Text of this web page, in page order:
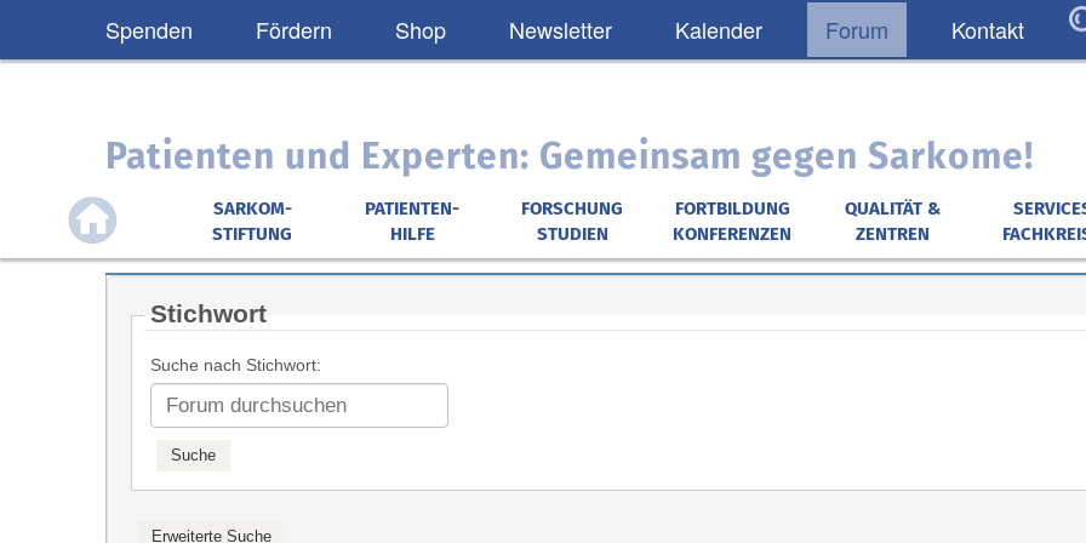
Spenden Fördern Shop Newsletter Kalender Forum Kontakt
Patienten und Experten: Gemeinsam gegen Sarkome!
SARKOM-
STIFTUNG
PATIENTEN-
HILFE
FORSCHUNG
STUDIEN
FORTBILDUNG
KONFERENZEN
QUALITÄT &
ZENTREN
Stichwort
Suche nach Stichwort: